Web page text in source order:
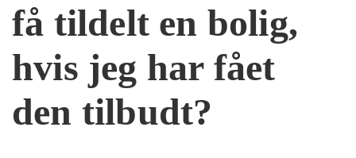
få tildelt en bolig,
hvis jeg har fået
den tilbudt?